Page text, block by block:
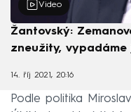
Video
Žantovský:
zneužity, vypadáme
14. říj 2021, 20:16
Podle politika